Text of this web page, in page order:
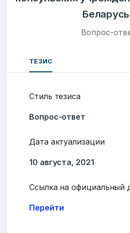
Вопрос-
ТЕЗИС
Стиль тезиса
Вопрос-ответ
Дата актуализации
10 августа, 2021
Ссылка на официальный
Перейти